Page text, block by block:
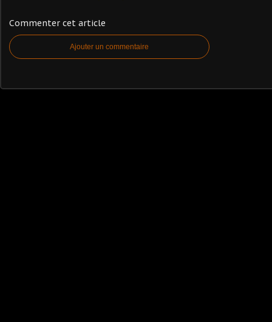
Commenter cet article
Ajouter un commentaire